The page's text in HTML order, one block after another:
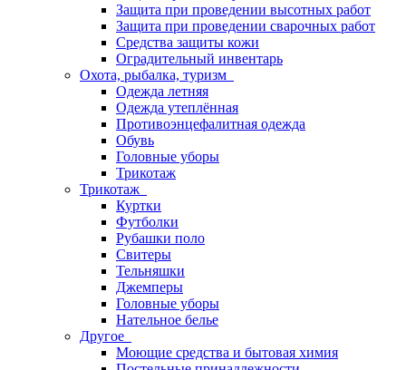
Защита при проведении высотных работ
Защита при проведении сварочных работ
Средства защиты кожи
Оградительный инвентарь
Охота, рыбалка, туризм
Одежда летняя
Одежда утеплённая
Противоэнцефалитная одежда
Обувь
Головные уборы
Трикотаж
Трикотаж
Куртки
Футболки
Рубашки поло
Свитеры
Тельняшки
Джемперы
Головные уборы
Нательное белье
Другое
Моющие средства и бытовая химия